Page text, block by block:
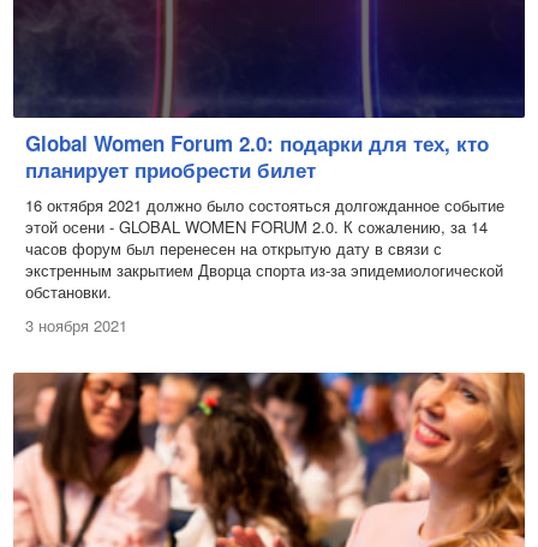
Global Women Forum 2.0: подарки для тех, кто
планирует приобрести билет
16 октября 2021 должно было состояться долгожданное событие
этой осени - GLOBAL WOMEN FORUM 2.0. К сожалению, за 14
часов форум был перенесен на открытую дату в связи с
экстренным закрытием Дворца спорта из-за эпидемиологической
обстановки.
3 ноября 2021